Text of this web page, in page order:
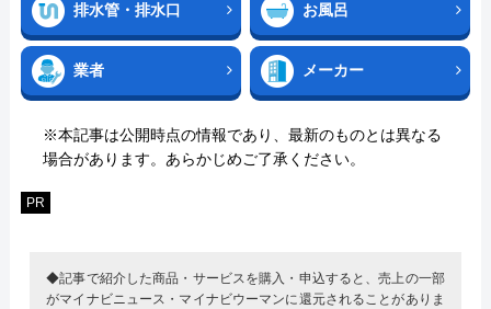
排水管・排水口 お風呂
業者 メーカー
※本記事は公開時点の情報であり、最新のものとは異なる
場合があります。あらかじめご了承ください。
PR
◆記事で紹介した商品・サービスを購入・申込すると、売上の一部
がマイナビニュース・マイナビウーマンに還元されることがありま